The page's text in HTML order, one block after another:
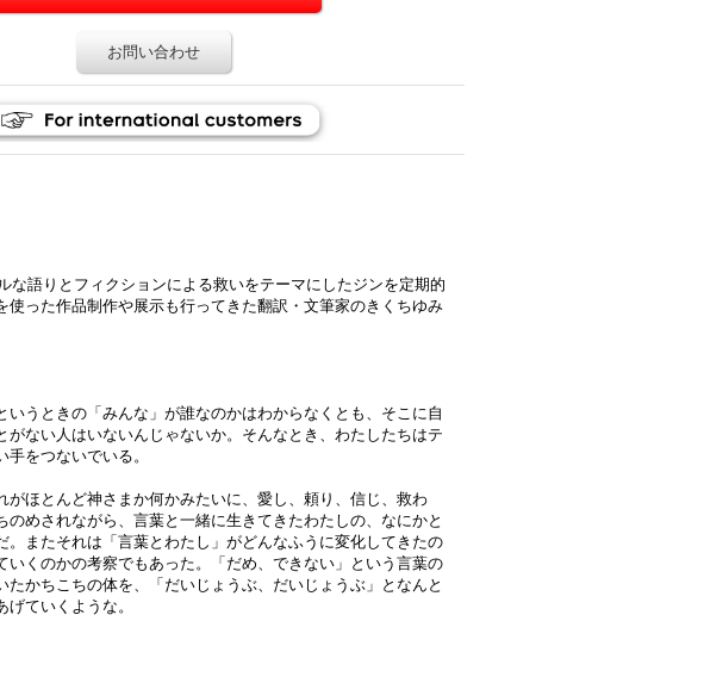
お問い合わせ
な語りとフィクションによる救いをテーマにしたジンを定期的
使った作品制作や展示も行ってきた翻訳・文筆家のきくちゆみ
いうときの「みんな」が誰なのかはわからなくとも、そこに自
がない人はいないんじゃないか。そんなとき、わたしたちはテ
をつないでいる。
がほとんど神さまか何かみたいに、愛し、頼り、信じ、救わ
のめされながら、言葉と一緒に生きてきたわたしの、なにかと
。またそれは「言葉とわたし」がどんなふうに変化してきたの
いくのかの考察でもあった。「だめ、できない」という言葉の
たかちこちの体を、「だいじょうぶ、だいじょうぶ」となんと
ていくような。